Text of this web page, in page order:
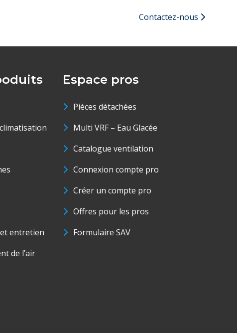
Contactez-nous
entretien
de l’air
Espace pros
Pièces détachées
Multi VRF – Eau Glacée
Catalogue ventilation
Connexion compte pro
Créer un compte pro
Offres pour les pros
Formulaire SAV